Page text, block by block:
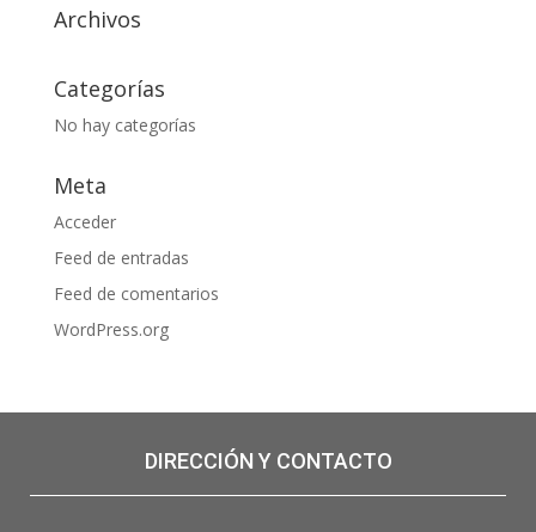
Archivos
Categorías
No hay categorías
Meta
Acceder
Feed de entradas
Feed de comentarios
WordPress.org
DIRECCIÓN Y CONTACTO